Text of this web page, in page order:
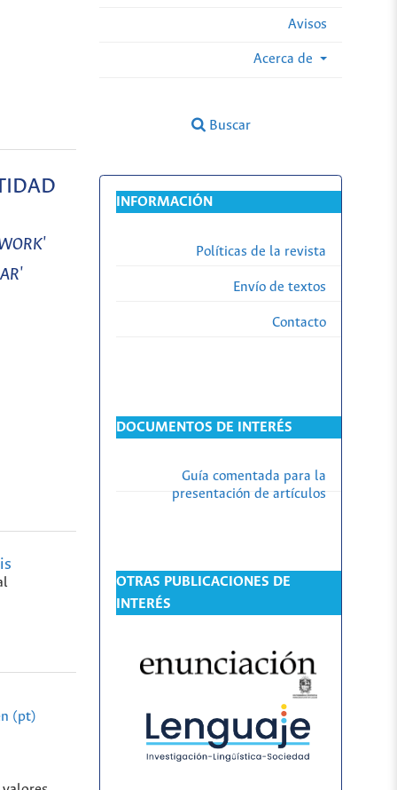
Avisos
Acerca de
Buscar
(pt)
INFORMACIÓN
Políticas de la revista
Envío de textos
Contacto
DOCUMENTOS DE INTERÉS
Guía comentada para la
presentación de artículos
OTRAS PUBLICACIONES DE
INTERÉS